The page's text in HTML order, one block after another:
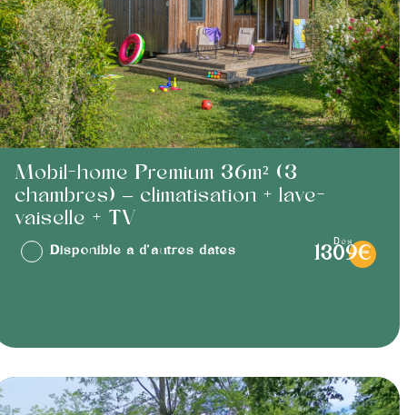
Mobil-home Premium 36m² (3
chambres) – climatisation + lave-
vaiselle + TV
Disponible à d'autres dates
dès
1309€